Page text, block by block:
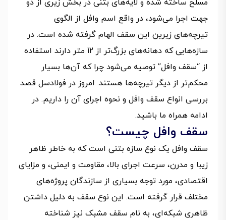
مسلح ساخته شده و لایه‌های بتنی در بخش زیری از دو
جهت اجرا می‌شود، در واقع اسم وافل از الگوی
تیرچه‌های زیرین این سقف الهام گرفته شده است. در
سازه‌هایی که دهانه‌های بزرگ‌تر از 12 متر دارند استفاده
از “سقف وافل” توصیه می‌شود چرا که آن‌ها بسیار
محکم‌تر از دیگر تیرچه‌ها هستند. امروز در فولادسل قصد
بررسی انواع سقف وافل و نحوه اجرای آن را داریم. در
ادامه همراه ما باشید.
سقف وافل چیست؟
سقف وافل یک نوع سازه بتنی است که به خاطر ظاهر
زیبا و مدرن، سرعت اجرای بالا، مقاومت و ایمنی، و مزایای
اقتصادی، مورد توجه بسیاری از سازندگان پروژه‌های
مختلف قرار گرفته است. این نوع سقف به دلیل داشتن
ظاهری شبکه‌ای، به نام سقف مشبک نیز شناخته